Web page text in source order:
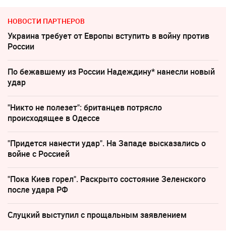
НОВОСТИ ПАРТНЕРОВ
Украина требует от Европы вступить в войну против
России
По бежавшему из России Надеждину* нанесли новый
удар
"Никто не полезет": британцев потрясло
происходящее в Одессе
"Придется нанести удар". На Западе высказались о
войне с Россией
"Пока Киев горел". Раскрыто состояние Зеленского
после удара РФ
Слуцкий выступил с прощальным заявлением